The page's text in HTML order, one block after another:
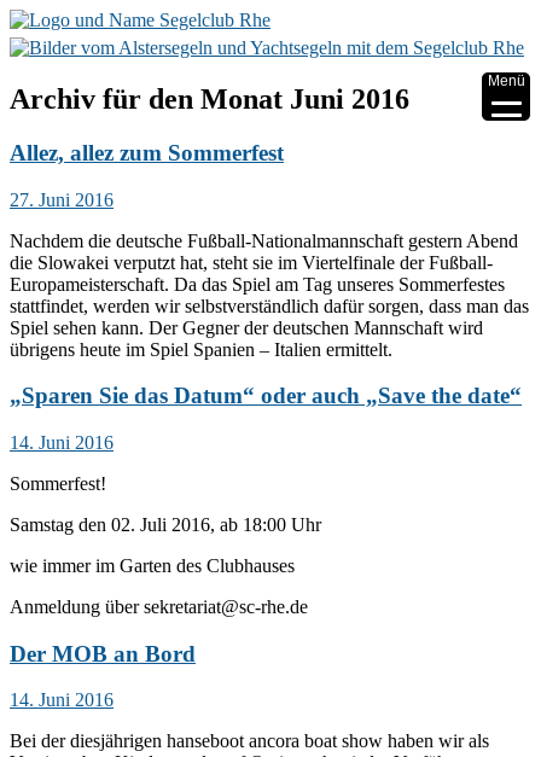
Archiv für den Monat Juni 2016
Allez, allez zum Sommerfest
27. Juni 2016
Nachdem die deutsche Fußball-Nationalmannschaft gestern Abend
die Slowakei verputzt hat, steht sie im Viertelfinale der Fußball-
Europameisterschaft. Da das Spiel am Tag unseres Sommerfestes
stattfindet, werden wir selbstverständlich dafür sorgen, dass man das
Spiel sehen kann. Der Gegner der deutschen Mannschaft wird
übrigens heute im Spiel Spanien – Italien ermittelt.
„Sparen Sie das Datum“ oder auch „Save the date“
14. Juni 2016
Sommerfest!
Samstag den 02. Juli 2016, ab 18:00 Uhr
wie immer im Garten des Clubhauses
Anmeldung über sekretariat@sc-rhe.de
Der MOB an Bord
14. Juni 2016
Bei der diesjährigen hanseboot ancora boat show haben wir als
Menü
▼
▼